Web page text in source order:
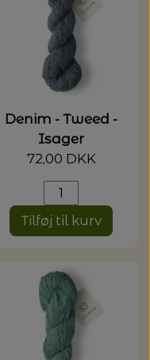
Denim - Tweed -
Isager
72,00 DKK
Tilføj til kurv